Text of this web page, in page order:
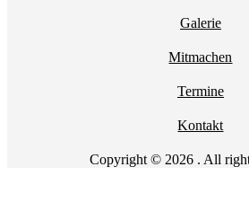
Galerie
Mitmachen
Termine
Kontakt
Copyright © 2026 . All